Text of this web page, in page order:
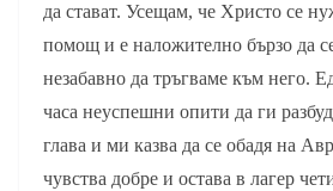
да стават. Усещам, че Христо се
помощ и е наложително бързо да
незабавно да тръгваме към него.
часа неуспешни опити да ги
глава и ми казва да се обадя на
чувства добре и остава в лагер